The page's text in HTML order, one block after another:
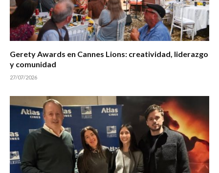
Gerety Awards en Cannes Lions: creatividad, liderazgo
y comunidad
27/07/2026